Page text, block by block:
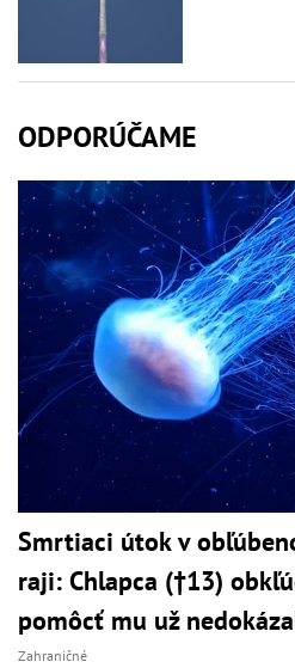
ODPORÚČAME
Smrtiaci útok v
raji: Chlapca (†13)
pomôcť mu už
Zahraničné